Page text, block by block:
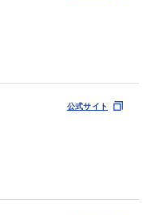
公式サイト